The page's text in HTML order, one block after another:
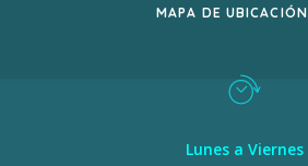
MAPA DE UBICACIÓN
Lunes a Viernes